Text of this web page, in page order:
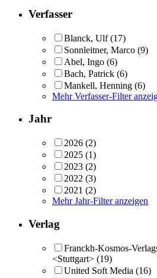
Verfasser
Blanck, Ulf (17)
Sonnleitner, Marco (9)
Abel, Ingo (6)
Bach, Patrick (6)
Mankell, Henning (6)
Mehr Verfasser-Filter
Jahr
2026 (2)
2025 (1)
2023 (2)
2022 (3)
2021 (2)
Mehr Jahr-Filter anzeigen
Verlag
Franckh-Kosmos-
<Stuttgart> (19)
United Soft Media (16)